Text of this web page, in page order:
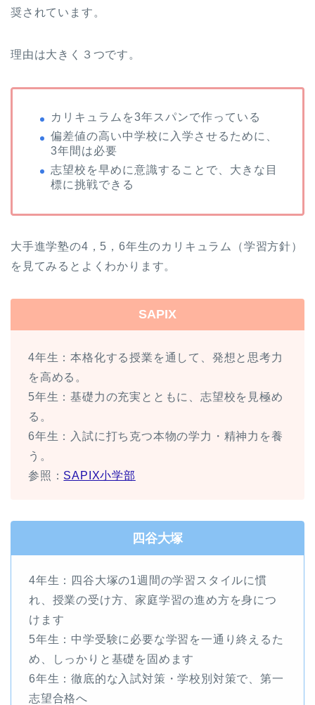
奨されています。
理由は大きく３つです。
カリキュラムを3年スパンで作っている
偏差値の高い中学校に入学させるために、
3年間は必要
志望校を早めに意識することで、大きな目
標に挑戦できる
大手進学塾の4，5，6年生のカリキュラム（学習方針）
を見てみるとよくわかります。
SAPIX
4年生：本格化する授業を通して、発想と思考力
を高める。
5年生：基礎力の充実とともに、志望校を見極め
る。
6年生：入試に打ち克つ本物の学力・精神力を養
う。
参照： SAPIX小学部
四谷大塚
4年生：四谷大塚の1週間の学習スタイルに慣
れ、授業の受け方、家庭学習の進め方を身につ
けます
5年生：中学受験に必要な学習を一通り終えるた
め、しっかりと基礎を固めます
6年生：徹底的な入試対策・学校別対策で、第一
志望合格へ